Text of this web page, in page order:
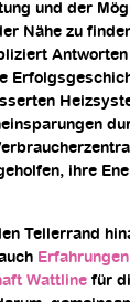
und der
Nähe zu
ihre
Tellerrand
Wattline für